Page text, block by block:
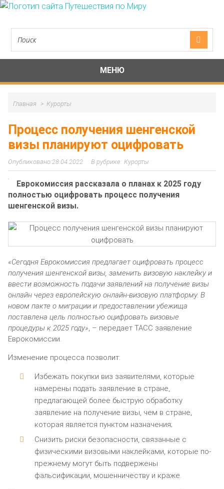
МЕНЮ
Главная Курорты
Процесс получения шенгенской
визы планируют оцифровать
28.04.2022 Курорты
Еврокомиссия рассказала о планах к 2025 году
полностью оцифровать процесс получения
шенгенской визы.
«Сегодня Еврокомиссия предлагает оцифровать процесс
получения шенгенской визы, заменить визовую наклейку и
ввести возможность подачи заявлений на получение визы
онлайн через европейскую онлайн-визовую платформу. В
новом пакте о миграции и предоставлении убежища
поставлена цель полностью оцифровать визовые
процедуры к 2025 году» , – передает ТАСС заявление
Еврокомиссии.
Изменение процесса позволит:
Избежать покупки виз заявителями, которые
намерены подать заявление в стране,
предлагающей более быструю обработку
заявление на получение визы, чем в стране,
которая является пунктом назначения;
Снизить риски безопасности, связанные с
физическими визовыми наклейками, которые по-
прежнему могут быть подвержены
фальсификации, мошенничеству и краже.